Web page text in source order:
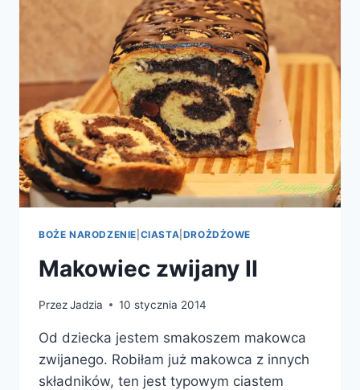
BOŻE NARODZENIE CIASTA DROŻDŻOWE
Makowiec zwijany II
PrzezJadzia 10 stycznia 2014
Od dziecka jestem smakoszem makowca
zwijanego. Robiłam już makowca z innych
składników, ten jest typowym ciastem